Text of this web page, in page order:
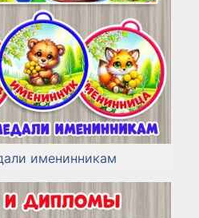
именинникам